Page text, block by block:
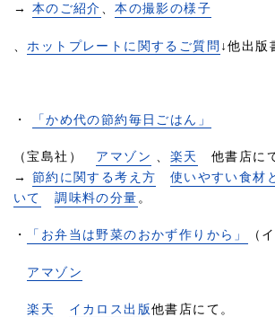
→ 本のご紹介 、本の撮影の様子
ホットプレートに関するご質問 ↓他出版
・ 「かめ代の節約毎日ごはん」
（宝島社） アマゾン 、 楽天
他書店に
→ 節約に関する考え方
使いやすい食材
いて
調味料の分量 。
・ 「お弁当は野菜のおかず作りから」 （
アマゾン
楽天 イカロス出版他書店にて。